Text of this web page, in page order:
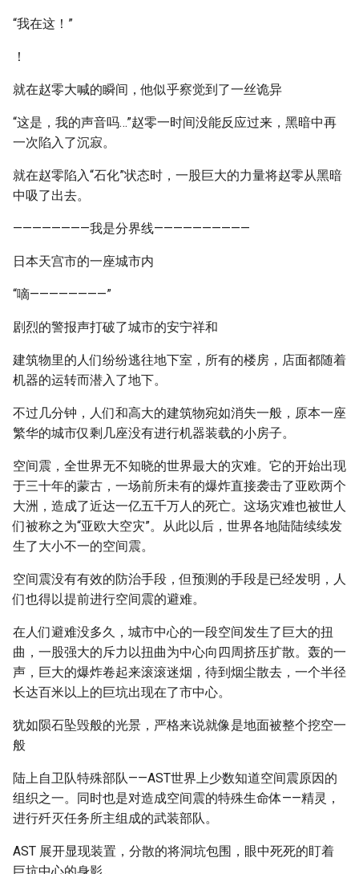
“我在这！”
！
就在赵零大喊的瞬间，他似乎察觉到了一丝诡异
“这是，我的声音吗…”赵零一时间没能反应过来，黑暗中再
一次陷入了沉寂。
就在赵零陷入“石化”状态时，一股巨大的力量将赵零从黑暗
中吸了出去。
————————我是分界线——————————
日本天宫市的一座城市内
“嘀————————”
剧烈的警报声打破了城市的安宁祥和
建筑物里的人们纷纷逃往地下室，所有的楼房，店面都随着
机器的运转而潜入了地下。
不过几分钟，人们和高大的建筑物宛如消失一般，原本一座
繁华的城市仅剩几座没有进行机器装载的小房子。
空间震，全世界无不知晓的世界最大的灾难。它的开始出现
于三十年的蒙古，一场前所未有的爆炸直接袭击了亚欧两个
大洲，造成了近达一亿五千万人的死亡。这场灾难也被世人
们被称之为“亚欧大空灾”。从此以后，世界各地陆陆续续发
生了大小不一的空间震。
空间震没有有效的防治手段，但预测的手段是已经发明，人
们也得以提前进行空间震的避难。
在人们避难没多久，城市中心的一段空间发生了巨大的扭
曲，一股强大的斥力以扭曲为中心向四周挤压扩散。轰的一
声，巨大的爆炸卷起来滚滚迷烟，待到烟尘散去，一个半径
长达百米以上的巨坑出现在了市中心。
犹如陨石坠毁般的光景，严格来说就像是地面被整个挖空一
般
陆上自卫队特殊部队——AST世界上少数知道空间震原因的
组织之一。同时也是对造成空间震的特殊生命体——精灵，
进行歼灭任务所主组成的武装部队。
AST 展开显现装置，分散的将洞坑包围，眼中死死的盯着